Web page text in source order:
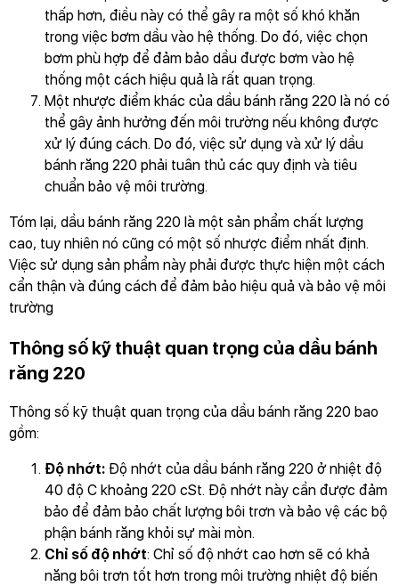
thấp hơn, điều này có thể gây ra một số khó khăn
trong việc bơm dầu vào hệ thống. Do đó, việc chọn
bơm phù hợp để đảm bảo dầu được bơm vào hệ
thống một cách hiệu quả là rất quan trọng.
Một nhược điểm khác của dầu bánh răng 220 là nó có
thể gây ảnh hưởng đến môi trường nếu không được
xử lý đúng cách. Do đó, việc sử dụng và xử lý dầu
bánh răng 220 phải tuân thủ các quy định và tiêu
chuẩn bảo vệ môi trường.
Tóm lại, dầu bánh răng 220 là một sản phẩm chất lượng
cao, tuy nhiên nó cũng có một số nhược điểm nhất định.
Việc sử dụng sản phẩm này phải được thực hiện một cách
cẩn thận và đúng cách để đảm bảo hiệu quả và bảo vệ môi
trường
Thông số kỹ thuật quan trọng của dầu bánh
răng 220
Thông số kỹ thuật quan trọng của dầu bánh răng 220 bao
gồm:
Độ nhớt: Độ nhớt của dầu bánh răng 220 ở nhiệt độ
40 độ C khoảng 220 cSt. Độ nhớt này cần được đảm
bảo để đảm bảo chất lượng bôi trơn và bảo vệ các bộ
phận bánh răng khỏi sự mài mòn.
Chỉ số độ nhớt: Chỉ số độ nhớt cao hơn sẽ có khả
năng bôi trơn tốt hơn trong môi trường nhiệt độ biến